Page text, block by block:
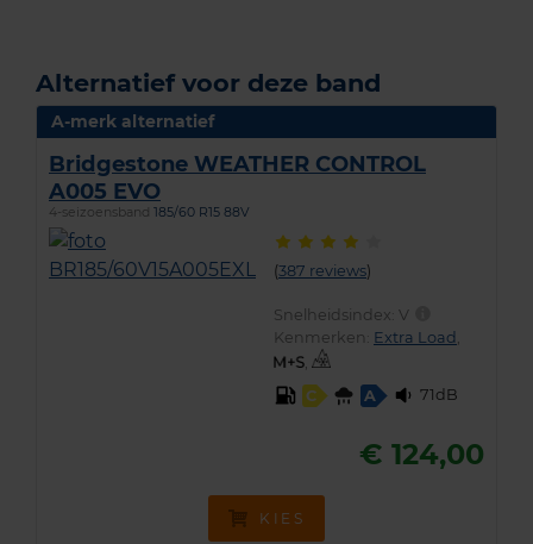
Alternatief voor deze band
A-merk alternatief
Bridgestone WEATHER CONTROL
A005 EVO
4-seizoensband 185/60 R15 88V
(387 reviews)
Snelheidsindex: V
Kenmerken: Extra Load
,
C
A 71dB
€ 124,00
KIES